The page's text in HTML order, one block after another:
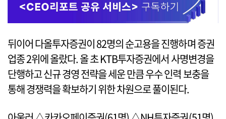
뒤이어 다올투자증권이 82명의 순고용을 진행하며 증권
업종 2위에 올랐다. 올 초 KTB투자증권에서 사명변경을
단행하고 신규 경영 전략을 세운 만큼 우수 인력 보충을
통해 경쟁력을 확보하기 위한 차원으로 풀이된다.